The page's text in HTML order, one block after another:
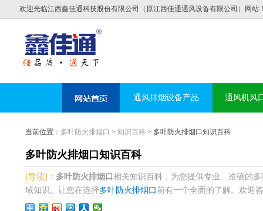
欢迎光临江西鑫佳通科技股份有限公司（原江西佳通通风设备有限公司）网站
通风排烟设备产品 通风机风
当前位置： 多叶防火排烟口 > 知识百科> 多叶防火排烟口知识百科
多叶防火排烟口知识百科
[导读]： 多叶防火排烟口 相关知识百科，为您提供专业、准确的
域知识。让您在选择多叶防火排烟口 前有一个全面的了解。欢迎